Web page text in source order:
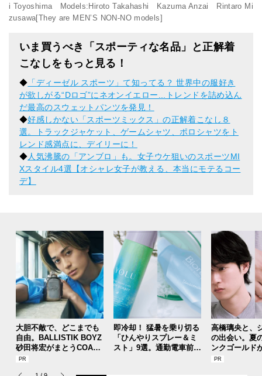
i Toyoshima Models:Hiroto Takahashi Kazuma Anzai Rintaro Mi
zusawa[They are MEN’S NON-NO models]
いま買うべき「スポーティな名品」と正解着
こなしをもっと見る！
◆ 「ディーゼル スポーツ」て知ってる？ 世界中の服好き
が欲しがる“Dロゴ”にネオンイエロー...トレンドを詰め込ん
だ最高のスウェットパンツを発見！
◆好感しかない「スポーツミックス」の正解着こなし８
選。トラックジャケット、ゲームシャツ、ポロシャツをト
レンド感満点に、デイリーに！
◆人気沸騰の「アンブロ」も。女子ウケ狙いのスポーツMI
Xスタイル4選【オシャレ女子が教える、本当にモテるコー
デ】
大胆不敵で、どこまでも
自由。BALLISTIK BOYZ
砂田将宏がまとうCOACH
の新作フレグランス「コ
即冷却！ 猛暑を乗り切る
「ひんやりスプレー＆ミ
スト」9選。通勤電車前、
高橋璃央と、
の出会い。夏
ンクゴールド
SUMMER